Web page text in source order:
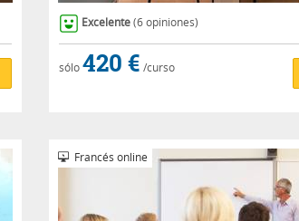
Excelente (6 opiniones)
sólo420 € /curso
Francés online